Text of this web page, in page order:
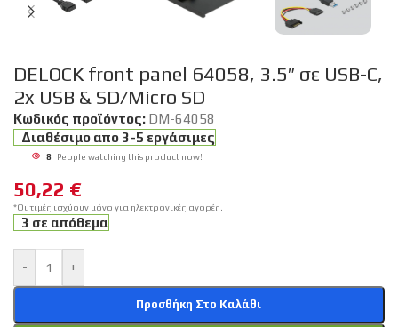
DELOCK front panel 64058, 3.5″ σε USB-C,
2x USB & SD/Micro SD
Κωδικός προϊόντος: DM-64058
Διαθέσιμο απο 3-5 εργάσιμες
8 People watching this product now!
50,22 €
*Οι τιμές ισχύουν μόνο για ηλεκτρονικές αγορές.
3 σε απόθεμα
- +
Προσθήκη Στο Καλάθι